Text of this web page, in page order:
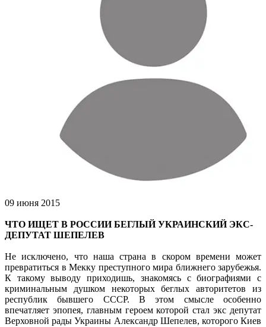
09 июня 2015
ЧТО ИЩЕТ В РОССИИ БЕГЛЫЙ УКРАИНСКИЙ ЭКС-
ДЕПУТАТ ШЕПЕЛЕВ
Не исключено, что наша страна в скором времени может
превратиться в Мекку преступного мира ближнего зарубежья.
К такому выводу приходишь, знакомясь с биографиями с
криминальным душком некоторых беглых авторитетов из
республик бывшего СССР. В этом смысле особенно
впечатляет эпопея, главным героем которой стал экс депутат
Верховной рады Украины Александр Шепелев, которого Киев